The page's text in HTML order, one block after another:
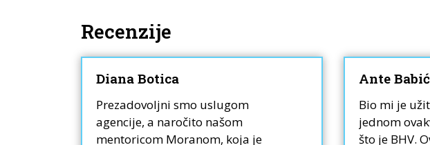
Recenzije
Diana Botica
Prezadovoljni smo uslugom
agencije, a naročito našom
mentoricom Moranom, koja je
Ante Babić
Bio mi je
jednom
što je BHV.